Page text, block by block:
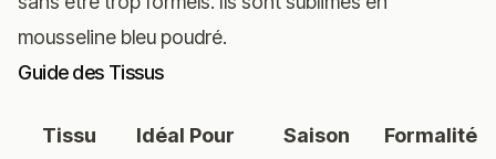
mousseline bleu poudré.
Guide des Tissus
Tissu Idéal Pour Saison Formalité